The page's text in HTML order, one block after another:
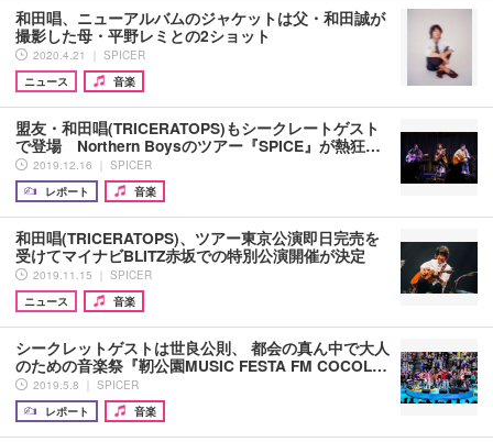
和田唱、ニューアルバムのジャケットは父・和田誠が
撮影した母・平野レミとの2ショット
2020.4.21 ｜ SPICER
ニュース
音楽
盟友・和田唱(TRICERATOPS)もシークレートゲスト
で登場 Northern Boysのツアー『SPICE』が熱狂…
2019.12.16 ｜ SPICER
レポート
音楽
和田唱(TRICERATOPS)、ツアー東京公演即日完売を
受けてマイナビBLITZ赤坂での特別公演開催が決定
2019.11.15 ｜ SPICER
ニュース
音楽
シークレットゲストは世良公則、 都会の真ん中で大人
のための音楽祭『靭公園MUSIC FESTA FM COCOL…
2019.5.8 ｜ SPICER
レポート
音楽